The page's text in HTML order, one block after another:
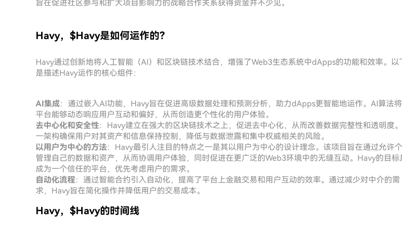
旨在促进社区参与和扩大项目影响力的战略合作关系获得资金并不少见。
Havy，$Havy是如何运作的？
Havy通过创新地将人工智能（AI）和区块链技术结合，增强了Web3生态系统中dApps的功能和效率。以
是描述Havy运作的核心组件：
AI集成：通过嵌入AI功能，Havy旨在促进高级数据处理和预测分析，助力dApps更智能地运作。AI算法
平台能够动态响应用户互动和偏好，从而创造更个性化的用户体验。
去中心化和安全性：Havy建立在强大的区块链技术之上，促进去中心化，从而改善数据完整性和透明度
一架构确保用户对其资产和信息保持控制，降低与数据泄露和集中权威相关的风险。
以用户为中心的方法：Havy最引人注目的特点之一是其以用户为中心的设计理念。该项目旨在通过允许
管理自己的数据和资产，从而协调用户体验，同时促进在更广泛的Web3环境中的无缝互动。Havy的目标
成为一个信任的平台，优先考虑用户的需求。
自动化流程：通过智能合约引入自动化，提高了平台上金融交易和用户互动的效率。通过减少对中介的需
求，Havy旨在简化操作并降低用户的交易成本。
Havy，$Havy的时间线